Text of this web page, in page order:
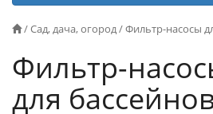
/Сад, дача, огород/Фильтр-насосы
Фильтр-
для